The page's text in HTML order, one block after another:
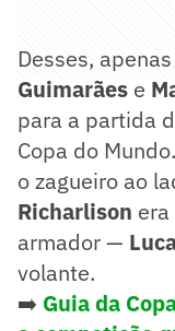
Desses, apenas
Guimarães e
para a partida
Copa do
o zagueiro ao
Richarlison
armador —
volante.
➡️ Guia da